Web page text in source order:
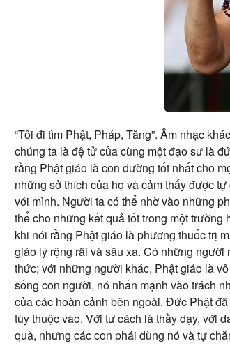
“Tôi đi tìm Phật, Pháp, Tăng”. Âm nhạc
chúng ta là đệ tử của cùng một đạo sư là
rằng Phật giáo là con đường tốt nhất cho
những sở thích của họ và cảm thấy được
với mình. Người ta có thể nhờ vào những
thể cho những kết quả tốt trong một
khi nói rằng Phật giáo là phương thuốc trị
giáo lý rộng rãi và sâu xa. Có những
thức; với những người khác, Phật giáo là
sống con người, nó nhấn mạnh vào trách
của các hoàn cảnh bên ngoài. Đức Phật
tùy thuộc vào. Với tư cách là thầy dạy, với
quả, nhưng các con phải dùng nó và tự